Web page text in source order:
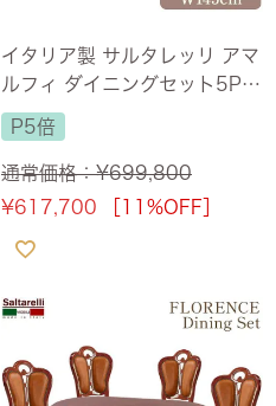
イタリア製 サルタレッリ アマ
ルフィ ダイニングセット5P 4
人掛け アイボリー 幅165cm
【送料無料】
P5倍
通常価格：¥699,800
¥617,700 ［11%OFF］